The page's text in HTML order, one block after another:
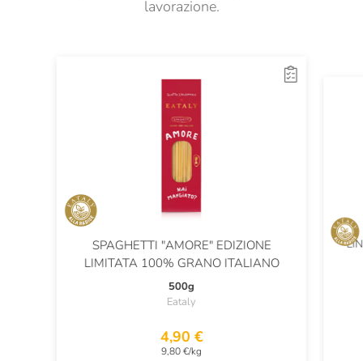
lavorazione.
SPAGHETTI "AMORE" EDIZIONE
LIMITATA 100% GRANO ITALIANO
500g
Eataly
4,90 €
9,80 €/kg